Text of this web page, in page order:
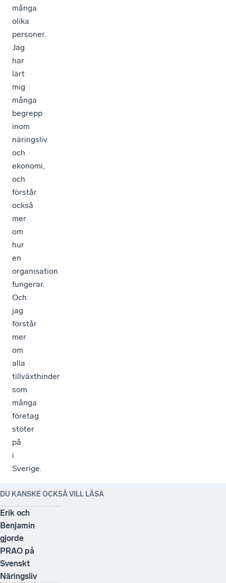
många
olika
personer.
Jag
har
lärt
mig
många
begrepp
inom
näringsliv
och
ekonomi,
och
förstår
också
mer
om
hur
en
organisation
fungerar.
Och
jag
förstår
mer
om
alla
tillväxthinder
som
många
företag
stöter
på
i
Sverige.
DU KANSKE OCKSÅ VILL LÄSA
Erik och
Benjamin
gjorde
PRAO på
Svenskt
Näringsliv